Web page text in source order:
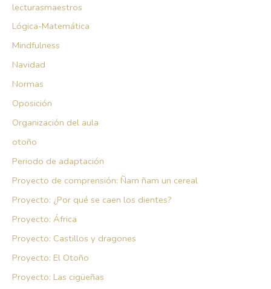
lecturasmaestros
Lógica-Matemática
Mindfulness
Navidad
Normas
Oposición
Organización del aula
otoño
Periodo de adaptación
Proyecto de comprensión: Ñam ñam un cereal
Proyecto: ¿Por qué se caen los dientes?
Proyecto: África
Proyecto: Castillos y dragones
Proyecto: El Otoño
Proyecto: Las cigüeñas